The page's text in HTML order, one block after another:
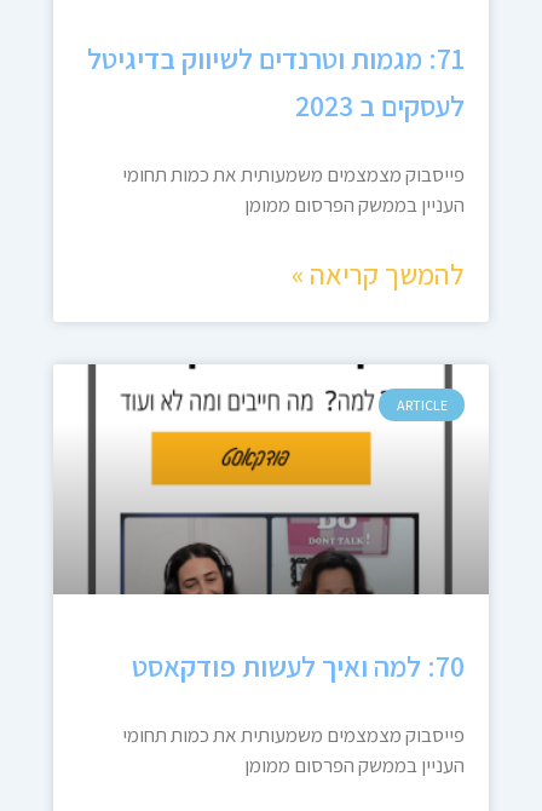
71: מגמות וטרנדים לשיווק בדיגיטל
לעסקים ב 2023
פייסבוק מצמצמים משמעותית את כמות תחומי
העניין בממשק הפרסום ממומן
להמשך קריאה »
ARTICLE
70: למה ואיך לעשות פודקאסט
פייסבוק מצמצמים משמעותית את כמות תחומי
העניין בממשק הפרסום ממומן